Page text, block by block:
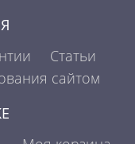
Статьи
сайтом